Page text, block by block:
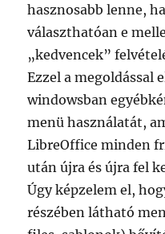
hasznosabb lenne,
választhatóan e
„kedvencek”
Ezzel a megoldással
windowsban
menü használatát,
LibreOffice minden
után újra és újra fel
Úgy képzelem el,
részében látható